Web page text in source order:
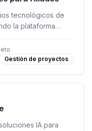
tecnológicos de
la plataforma
Gestión de proyectos
IA para